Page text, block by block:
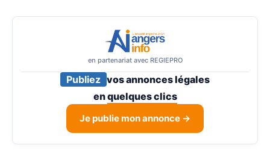
en partenariat avec REGIEPRO
Publiez vos annonces légales
enquelques clics
Je publie mon annonce →